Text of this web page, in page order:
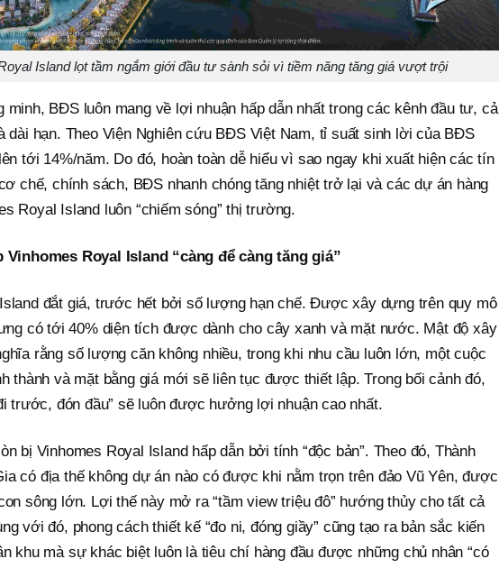
Island lọt tầm ngắm giới đầu tư sành sỏi vì tiềm năng tăng giá vượt trội
minh, BĐS luôn mang về lợi nhuận hấp dẫn nhất trong các kênh đầu tư, cả
dài hạn. Theo Viện Nghiên cứu BĐS Việt Nam, tỉ suất sinh lời của BĐS
tới 14%/năm. Do đó, hoàn toàn dễ hiểu vì sao ngay khi xuất hiện các tín
chế, chính sách, BĐS nhanh chóng tăng nhiệt trở lại và các dự án hàng
Royal Island luôn “chiếm sóng” thị trường.
Royal Island “càng để càng tăng giá”
đắt giá, trước hết bởi số lượng hạn chế. Được xây dựng trên quy mô
có tới 40% diện tích được dành cho cây xanh và mặt nước. Mật độ xây
rằng số lượng căn không nhiều, trong khi nhu cầu luôn lớn, một cuộc
thành và mặt bằng giá mới sẽ liên tục được thiết lập. Trong bối cảnh đó,
trước, đón đầu” sẽ luôn được hưởng lợi nhuận cao nhất.
bị Vinhomes Royal Island hấp dẫn bởi tính “độc bản”. Theo đó, Thành
có địa thế không dự án nào có được khi nằm trọn trên đảo Vũ Yên, được
sông lớn. Lợi thế này mở ra “tầm view triệu đô” hướng thủy cho tất cả
với đó, phong cách thiết kế “đo ni, đóng giầy” cũng tạo ra bản sắc kiến
khu mà sự khác biệt luôn là tiêu chí hàng đầu được những chủ nhân “có